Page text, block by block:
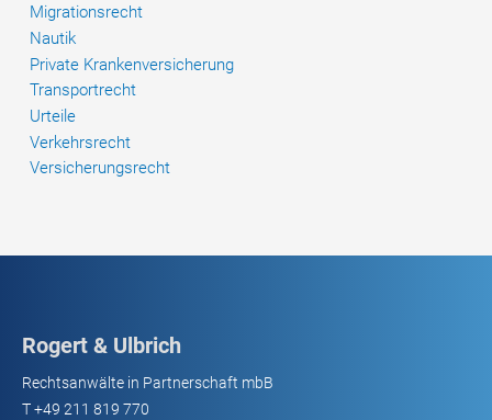
Migrationsrecht
Nautik
Private Krankenversicherung
Transportrecht
Urteile
Verkehrsrecht
Versicherungsrecht
Rogert & Ulbrich
Rechtsanwälte in Partnerschaft mbB
T+49 211 819 770